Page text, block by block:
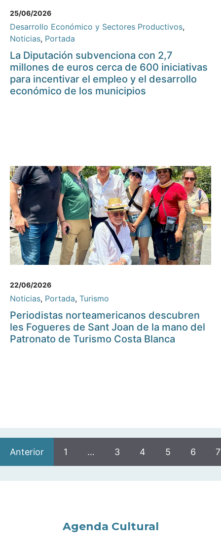
25/06/2026
Desarrollo Económico y Sectores Productivos,
Noticias, Portada
La Diputación subvenciona con 2,7
millones de euros cerca de 600 iniciativas
para incentivar el empleo y el desarrollo
económico de los municipios
22/06/2026
Noticias, Portada, Turismo
Periodistas norteamericanos descubren
les Fogueres de Sant Joan de la mano del
Patronato de Turismo Costa Blanca
Anterior 1 … 3 4 5 6 7
Agenda Cultural